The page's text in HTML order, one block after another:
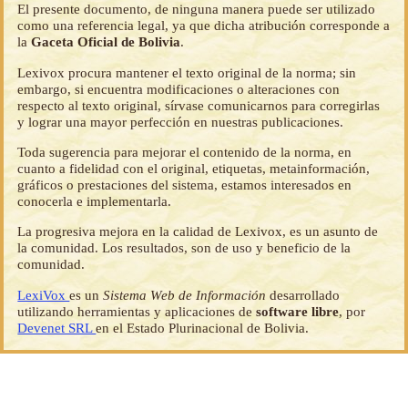
El presente documento, de ninguna manera puede ser utilizado
como una referencia legal, ya que dicha atribución corresponde a
laGaceta Oficial de Bolivia.
Lexivox procura mantener el texto original de la norma; sin
embargo, si encuentra modificaciones o alteraciones con
respecto al texto original, sírvase comunicarnos para corregirlas
y lograr una mayor perfección en nuestras publicaciones.
Toda sugerencia para mejorar el contenido de la norma, en
cuanto a fidelidad con el original, etiquetas, metainformación,
gráficos o prestaciones del sistema, estamos interesados en
conocerla e implementarla.
La progresiva mejora en la calidad de Lexivox, es un asunto de
la comunidad. Los resultados, son de uso y beneficio de la
comunidad.
LexiVoxes unSistema Web de Información desarrollado
utilizando herramientas y aplicaciones desoftware libre, por
Devenet SRLen el Estado Plurinacional de Bolivia.